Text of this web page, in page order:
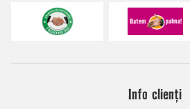
Info clienți